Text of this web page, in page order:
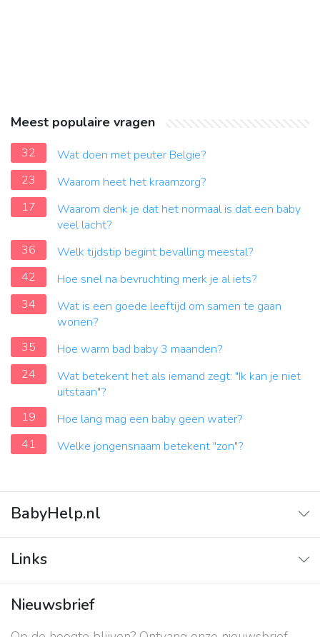
Meest populaire vragen
32
Wat doen met peuter Belgie?
23
Waarom heet het kraamzorg?
17
Waarom denk je dat het normaal is dat een baby
veel lacht?
36
Welk tijdstip begint bevalling meestal?
42
Hoe snel na bevruchting merk je al iets?
34
Wat is een goede leeftijd om samen te gaan
wonen?
35
Hoe warm bad baby 3 maanden?
24
Wat betekent het als iemand zegt: "Ik kan je niet
uitstaan"?
19
Hoe lang mag een baby geen water?
41
Welke jongensnaam betekent "zon"?
BabyHelp.nl
Vraag & Antwoord
Links
Contact
Nieuwsbrief